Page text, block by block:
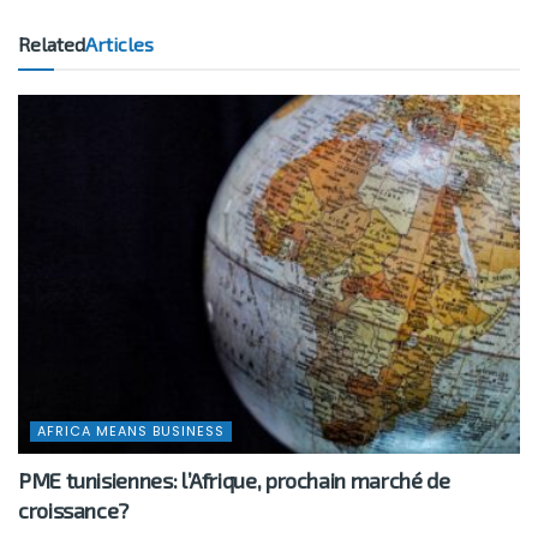
RelatedArticles
AFRICA MEANS BUSINESS
PME tunisiennes: l’Afrique, prochain marché de
croissance?